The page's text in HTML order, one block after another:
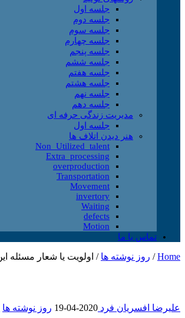
جلسه اول
جلسه دوم
جلسه سوم
جلسه چهارم
جلسه پنجم
جلسه ششم
جلسه هفتم
جلسه هشتم
جلسه نهم
جلسه دهم
مدیریت زندگی حرفه ای
جلسه اول
هنر دیدن اتلاف ها
Non_Utilized_talent
Extra_processing
overproduction
Transportation
Movement
invertory
Waiting
defects
Motion
تماس با ما
Home
/ روز نوشته ها / اولویت یا شعار مسئله
علیرضا افسریان فرد 2020-04-19 روز نوشته ها